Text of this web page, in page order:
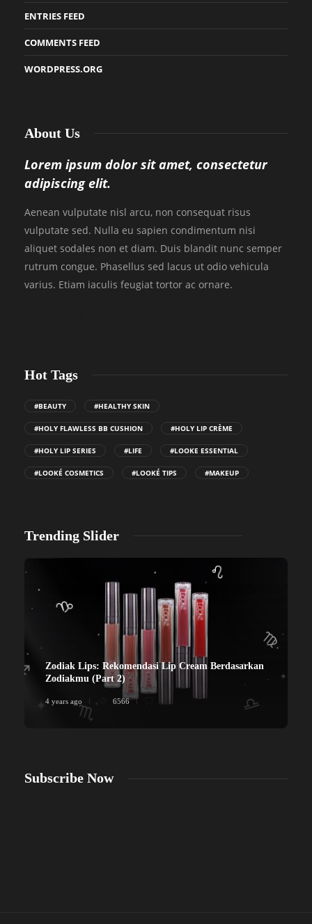
ENTRIES FEED
COMMENTS FEED
WORDPRESS.ORG
About Us
Lorem ipsum dolor sit amet, consectetur
adipiscing elit.
Aenean vulputate nisl arcu, non consequat risus
vulputate sed. Nulla eu sapien condimentum nisi
aliquet sodales non et diam. Duis blandit nunc semper
rutrum congue. Phasellus sed lacus ut odio vehicula
varius. Etiam iaculis feugiat tortor ac ornare.
Hot Tags
#BEAUTY #HEALTHY SKIN
#HOLY FLAWLESS BB CUSHION #HOLY LIP CRÈME
#HOLY LIP SERIES #LIFE #LOOKE ESSENTIAL
#LOOKÉ COSMETICS #LOOKÉ TIPS #MAKEUP
Trending Slider
Zodiak Lips: Rekomendasi Lip Cream Berdasarkan
Zodiakmu (Part 2)
4 years ago 6566
Subscribe Now